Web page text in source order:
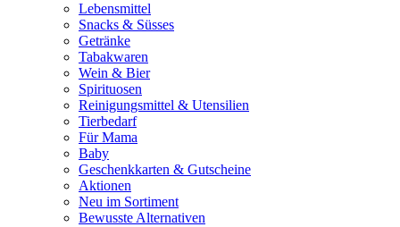
Lebensmittel
Snacks & Süsses
Getränke
Tabakwaren
Wein & Bier
Spirituosen
Reinigungsmittel & Utensilien
Tierbedarf
Für Mama
Baby
Geschenkkarten & Gutscheine
Aktionen
Neu im Sortiment
Bewusste Alternativen